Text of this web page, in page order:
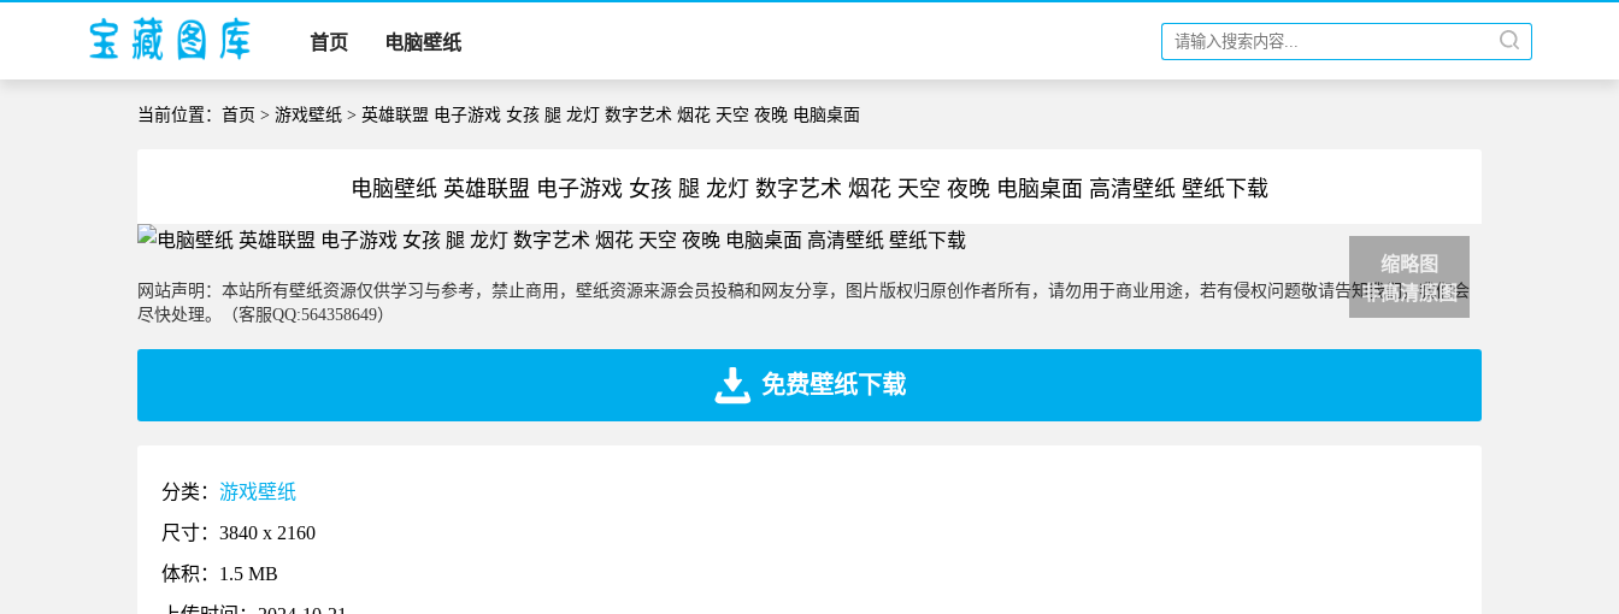
首页 电脑壁纸
当前位置：首页 >游戏壁纸 > 英雄联盟 电子游戏 女孩 腿 龙灯 数字艺术 烟花 天空 夜晚 电脑桌面
电脑壁纸 英雄联盟 电子游戏 女孩 腿 龙灯 数字艺术 烟花 天空 夜晚 电脑桌面 高清壁纸 壁纸下载
缩略图
非高清原图
网站声明：本站所有壁纸资源仅供学习与参考，禁止商用，壁纸资源来源会员投稿和网友分享，图片版权归原创作者所有，请勿用于商业用途，若有侵权问题敬请告知我们，我们会
尽快处理。（客服QQ:564358649）
免费壁纸下载
分类：游戏壁纸
尺寸：3840 x 2160
体积：1.5 MB